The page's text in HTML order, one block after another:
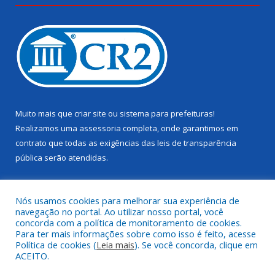
Muito mais que criar site ou sistema para prefeituras!
Realizamos uma assessoria completa, onde garantimos em
contrato que todas as exigências das leis de transparência
pública serão atendidas.
Todos os direitos reservados a Câmara Municipal de Juruti.
Nós usamos cookies para melhorar sua experiência de
navegação no portal. Ao utilizar nosso portal, você
concorda com a política de monitoramento de cookies.
Para ter mais informações sobre como isso é feito, acesse
Política de cookies (Leia mais). Se você concorda, clique em
ACEITO.